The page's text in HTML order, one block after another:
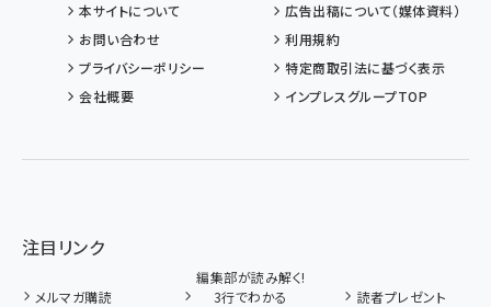
本サイトについて
広告出稿について（媒体資料）
お問い合わせ
利用規約
プライバシーポリシー
特定商取引法に基づく表示
会社概要
インプレスグループTOP
注目リンク
メルマガ購読
編集部が読み解く!
3行でわかる
読者プレゼント